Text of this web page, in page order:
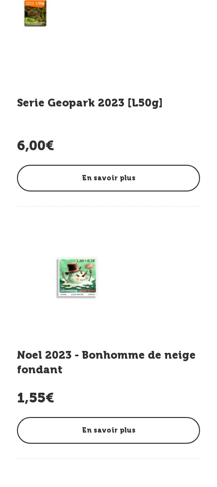
Serie Geopark 2023 [L50g]
6,00€
En savoir plus
Noel 2023 - Bonhomme de neige
fondant
1,55€
En savoir plus